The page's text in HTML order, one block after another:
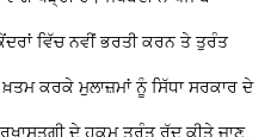
ਵਿੱਚ ਨਵੀਂ ਭਰਤੀ ਕਰਨ ਤੇ ਤੁਰੰਤ
ਕਰਕੇ ਮੁਲਾਜ਼ਮਾਂ ਨੂੰ ਸਿੱਧਾ ਸਰਕਾਰ ਦੇ
ਦੇ ਹੁਕਮ ਤੁਰੰਤ ਰੱਦ ਕੀਤੇ ਜਾਣ,